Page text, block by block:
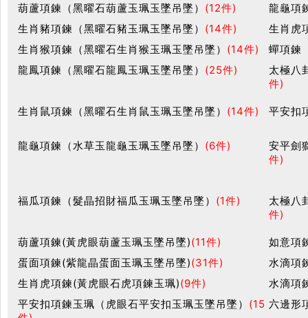
葫蘆項鍊（黑曜石葫蘆玉珮玉墜吊墜） (12件)
龍龜項
生肖豬項鍊（黑曜石豬玉珮玉墜吊墜） (14件)
生肖虎
生肖猴項鍊（黑曜石生肖猴玉珮玉墜吊墜） (14件)
蟬項鍊
龍鳳項鍊（黑曜石龍鳳玉珮玉墜吊墜） (25件)
太極八
件)
生肖鼠項鍊（黑曜石生肖鼠玉珮玉墜吊墜） (14件) 平安扣
龍龜項鍊（水草玉龍龜玉珮玉墜吊墜） (6件)
安平劍
件)
福瓜項鍊（髮晶招財福瓜玉珮玉墜吊墜） (1件)
太極八
件)
葫蘆項鍊(黃虎眼葫蘆玉珮玉墜吊墜)(11件)
如意項
蛋面項鍊(紫龍晶蛋面玉珮玉墜吊墜)(31件)
水滴項
生肖虎項鍊(黃虎眼石虎項鍊玉珮)(9件)
水滴項
平安扣項鍊玉珮（虎眼石平安扣玉珮玉墜吊墜） (15 六邊形